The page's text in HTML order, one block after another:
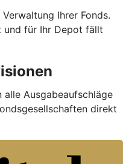
Ihrer Fonds.
und für Ihr Depot fällt
Ausgabe­auf­schläge
direkt